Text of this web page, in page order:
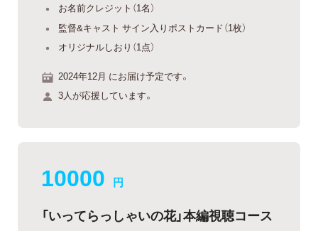
お名前クレジット（1名）
監督&キャスト サイン入りポストカード（1枚）
オリジナルしおり（1点）
2024年12月 にお届け予定です。
3人が応援しています。
10000 円
「いってらっしゃいの花」本編視聴コース